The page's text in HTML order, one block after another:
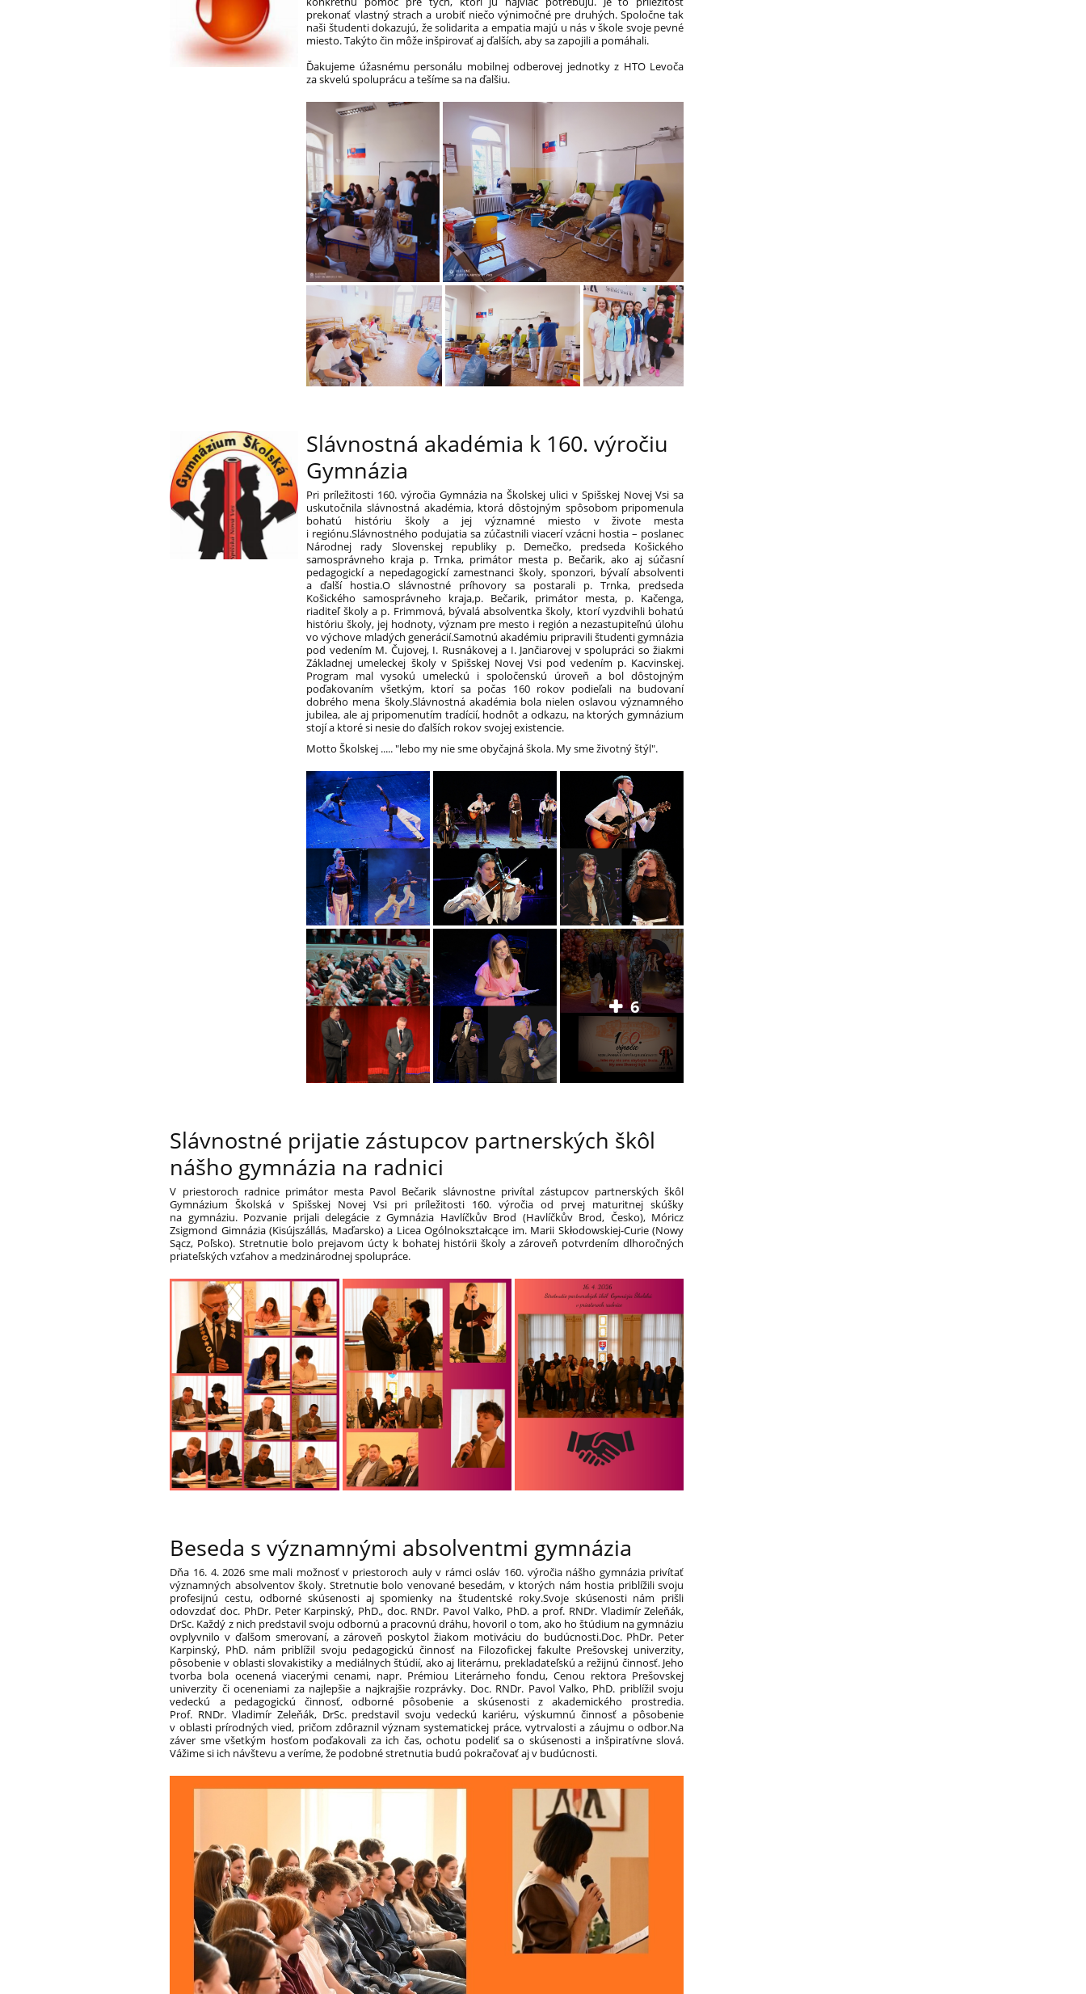
prekonať vlastný strach a urobiť niečo výnimočné pre druhých. Spoločne tak
naši študenti dokazujú, že solidarita a empatia majú u nás v škole svoje pevné
miesto. Takýto čin môže inšpirovať aj ďalších, aby sa zapojili a pomáhali.
Ďakujeme úžasnému personálu mobilnej odberovej jednotky z HTO Levoča
za skvelú spoluprácu a tešíme sa na ďalšiu.
Slávnostná akadémia k 160. výročiu
Gymnázia
Pri príležitosti 160. výročia Gymnázia na Školskej ulici v Spišskej Novej Vsi sa
uskutočnila slávnostná akadémia, ktorá dôstojným spôsobom pripomenula
bohatú históriu školy a jej významné miesto v živote mesta
i regiónu.Slávnostného podujatia sa zúčastnili viacerí vzácni hostia – poslanec
Národnej rady Slovenskej republiky p. Demečko, predseda Košického
samosprávneho kraja p. Trnka, primátor mesta p. Bečarik, ako aj súčasní
pedagogickí a nepedagogickí zamestnanci školy, sponzori, bývalí absolventi
a ďalší hostia.O slávnostné príhovory sa postarali p. Trnka, predseda
Košického samosprávneho kraja,p. Bečarik, primátor mesta, p. Kačenga,
riaditeľ školy a p. Frimmová, bývalá absolventka školy, ktorí vyzdvihli bohatú
históriu školy, jej hodnoty, význam pre mesto i región a nezastupiteľnú úlohu
vo výchove mladých generácií.Samotnú akadémiu pripravili študenti gymnázia
pod vedením M. Čujovej, I. Rusnákovej a I. Jančiarovej v spolupráci so žiakmi
Základnej umeleckej školy v Spišskej Novej Vsi pod vedením p. Kacvinskej.
Program mal vysokú umeleckú i spoločenskú úroveň a bol dôstojným
poďakovaním všetkým, ktorí sa počas 160 rokov podieľali na budovaní
dobrého mena školy.Slávnostná akadémia bola nielen oslavou významného
jubilea, ale aj pripomenutím tradícií, hodnôt a odkazu, na ktorých gymnázium
stojí a ktoré si nesie do ďalších rokov svojej existencie.
Motto Školskej ..... "lebo my nie sme obyčajná škola. My sme životný štýl".
6
Slávnostné prijatie zástupcov partnerských škôl
nášho gymnázia na radnici
V priestoroch radnice primátor mesta Pavol Bečarik slávnostne privítal zástupcov partnerských škôl
Gymnázium Školská v Spišskej Novej Vsi pri príležitosti 160. výročia od prvej maturitnej skúšky
na gymnáziu. Pozvanie prijali delegácie z Gymnázia Havlíčkův Brod (Havlíčkův Brod, Česko), Móricz
Zsigmond Gimnázia (Kisújszállás, Maďarsko) a Licea Ogólnokształcące im. Marii Skłodowskiej-Curie (Nowy
Sącz, Poľsko). Stretnutie bolo prejavom úcty k bohatej histórii školy a zároveň potvrdením dlhoročných
priateľských vzťahov a medzinárodnej spolupráce.
Beseda s významnými absolventmi gymnázia
Dňa 16. 4. 2026 sme mali možnosť v priestoroch auly v rámci osláv 160. výročia nášho gymnázia privítať
významných absolventov školy. Stretnutie bolo venované besedám, v ktorých nám hostia priblížili svoju
profesijnú cestu, odborné skúsenosti aj spomienky na študentské roky.Svoje skúsenosti nám prišli
odovzdať doc. PhDr. Peter Karpinský, PhD., doc. RNDr. Pavol Valko, PhD. a prof. RNDr. Vladimír Zeleňák,
DrSc. Každý z nich predstavil svoju odbornú a pracovnú dráhu, hovoril o tom, ako ho štúdium na gymnáziu
ovplyvnilo v ďalšom smerovaní, a zároveň poskytol žiakom motiváciu do budúcnosti.Doc. PhDr. Peter
Karpinský, PhD. nám priblížil svoju pedagogickú činnosť na Filozofickej fakulte Prešovskej univerzity,
pôsobenie v oblasti slovakistiky a mediálnych štúdií, ako aj literárnu, prekladateľskú a režijnú činnosť. Jeho
tvorba bola ocenená viacerými cenami, napr. Prémiou Literárneho fondu, Cenou rektora Prešovskej
univerzity či oceneniami za najlepšie a najkrajšie rozprávky. Doc. RNDr. Pavol Valko, PhD. priblížil svoju
vedeckú a pedagogickú činnosť, odborné pôsobenie a skúsenosti z akademického prostredia.
Prof. RNDr. Vladimír Zeleňák, DrSc. predstavil svoju vedeckú kariéru, výskumnú činnosť a pôsobenie
v oblasti prírodných vied, pričom zdôraznil význam systematickej práce, vytrvalosti a záujmu o odbor.Na
záver sme všetkým hosťom poďakovali za ich čas, ochotu podeliť sa o skúsenosti a inšpiratívne slová.
Vážime si ich návštevu a veríme, že podobné stretnutia budú pokračovať aj v budúcnosti.